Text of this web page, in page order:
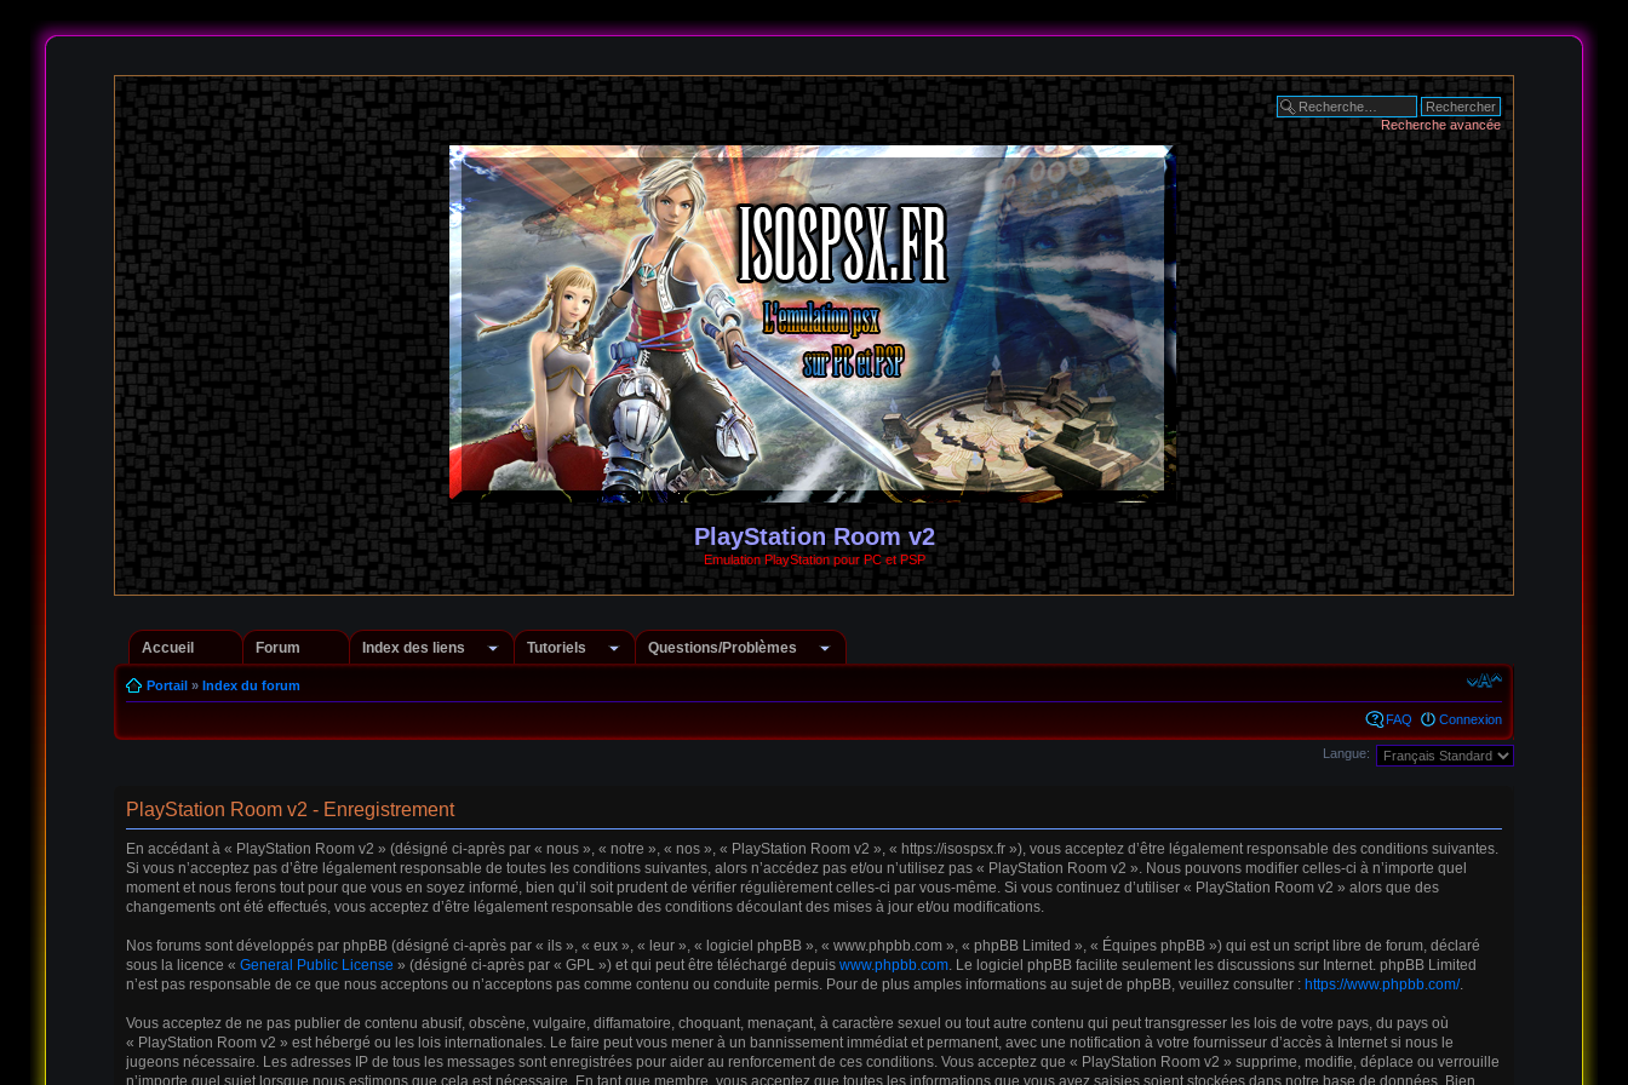
Recherche avancée
PlayStation Room v2
Emulation PlayStation pour PC et PSP
Accueil Forum Index des liens Tutoriels Questions/Problèmes
Portail» Index du forum
FAQ Connexion
Langue:
PlayStation Room v2 - Enregistrement
En accédant à « PlayStation Room v2 » (désigné ci-après par « nous », « notre », « nos », « PlayStation Room v2 », « https://isospsx.fr »), vous acceptez d’être légalement responsable des conditions suivantes.
Si vous n’acceptez pas d’être légalement responsable de toutes les conditions suivantes, alors n’accédez pas et/ou n’utilisez pas « PlayStation Room v2 ». Nous pouvons modifier celles-ci à n’importe quel
moment et nous ferons tout pour que vous en soyez informé, bien qu’il soit prudent de vérifier régulièrement celles-ci par vous-même. Si vous continuez d’utiliser « PlayStation Room v2 » alors que des
changements ont été effectués, vous acceptez d’être légalement responsable des conditions découlant des mises à jour et/ou modifications.
Nos forums sont développés par phpBB (désigné ci-après par « ils », « eux », « leur », « logiciel phpBB », « www.phpbb.com », « phpBB Limited », « Équipes phpBB ») qui est un script libre de forum, déclaré
sous la licence « General Public License » (désigné ci-après par « GPL ») et qui peut être téléchargé depuis www.phpbb.com. Le logiciel phpBB facilite seulement les discussions sur Internet. phpBB Limited
n’est pas responsable de ce que nous acceptons ou n’acceptons pas comme contenu ou conduite permis. Pour de plus amples informations au sujet de phpBB, veuillez consulter : https://www.phpbb.com/.
Vous acceptez de ne pas publier de contenu abusif, obscène, vulgaire, diffamatoire, choquant, menaçant, à caractère sexuel ou tout autre contenu qui peut transgresser les lois de votre pays, du pays où
« PlayStation Room v2 » est hébergé ou les lois internationales. Le faire peut vous mener à un bannissement immédiat et permanent, avec une notification à votre fournisseur d’accès à Internet si nous le
jugeons nécessaire. Les adresses IP de tous les messages sont enregistrées pour aider au renforcement de ces conditions. Vous acceptez que « PlayStation Room v2 » supprime, modifie, déplace ou verrouille
n’importe quel sujet lorsque nous estimons que cela est nécessaire. En tant que membre, vous acceptez que toutes les informations que vous avez saisies soient stockées dans notre base de données. Bien